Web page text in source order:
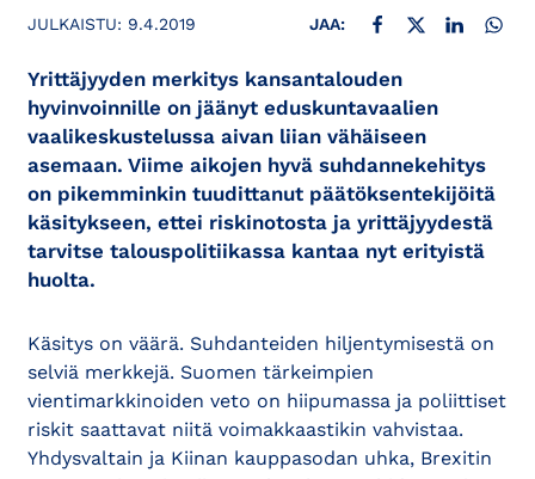
JULKAISTU: 9.4.2019 JAA: JAA FACEBOOKISSA
JAA X:SSÄ JAA
Yrittäjyyden merkitys kansantalouden
hyvinvoinnille on jäänyt eduskuntavaalien
vaalikeskustelussa aivan liian vähäiseen
asemaan. Viime aikojen hyvä suhdannekehitys
on pikemminkin tuudittanut päätöksentekijöitä
käsitykseen, ettei riskinotosta ja yrittäjyydestä
tarvitse talouspolitiikassa kantaa nyt erityistä
huolta.
Käsitys on väärä. Suhdanteiden hiljentymisestä on
selviä merkkejä. Suomen tärkeimpien
vientimarkkinoiden veto on hiipumassa ja poliittiset
riskit saattavat niitä voimakkaastikin vahvistaa.
Yhdysvaltain ja Kiinan kauppasodan uhka, Brexitin